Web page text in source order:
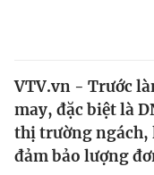
Thế giới
Tin tức
Thế giới đó đây
Kinh tế
VTV.vn - Trước
may, đặc biệt là
thị trường ngách,
đảm bảo lượng